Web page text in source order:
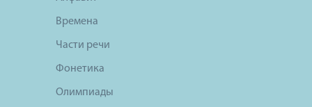
Времена
Части речи
Фонетика
Олимпиады